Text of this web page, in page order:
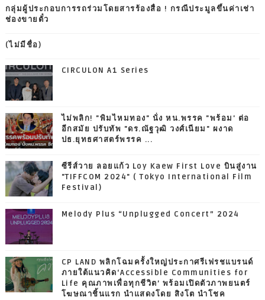
กลุ่มผู้ประกอบการรถร่วมโดยสารร้องสื่อ ! กรณีประมูลขึ้นค่าเช่า
ช่องขายตั๋ว
(ไม่มีชื่อ)
CIRCULON A1 Series
ไม่พลิก! "พิมไหมทอง" นั่ง หน.พรรค "พร้อม' ต่อ
อีกสมัย ปรับทัพ "ดร.ณัฐวุฒิ วงศ์เนียม" ผงาด
ปธ.ยุทธศาสตร์พรรค ...
ซีรีส์วาย ลอยแก้ว Loy Kaew First Love บินสู่งาน
"TIFFCOM 2024" ( Tokyo International Film
Festival)
Melody Plus “Unplugged Concert” 2024
CP LAND พลิกโฉมครั้งใหญ่ประกาศรีเฟรชแบรนด์
ภายใต้แนวคิด‘Accessible Communities for
Life คุณภาพเพื่อทุกชีวิต’ พร้อมเปิดตัวภาพยนตร์
โฆษณาชิ้นแรก นำแสดงโดย สิงโต นำโชค